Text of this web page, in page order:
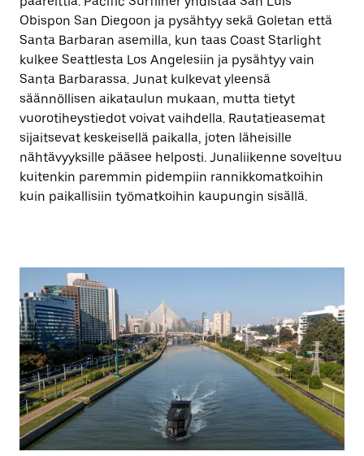
Obispon San Diegoon ja pysähtyy sekä Goletan että
Santa Barbaran asemilla, kun taas Coast Starlight
kulkee Seattlesta Los Angelesiin ja pysähtyy vain
Santa Barbarassa. Junat kulkevat yleensä
säännöllisen aikataulun mukaan, mutta tietyt
vuorotiheystiedot voivat vaihdella. Rautatieasemat
sijaitsevat keskeisellä paikalla, joten läheisille
nähtävyyksille pääsee helposti. Junaliikenne soveltuu
kuitenkin paremmin pidempiin rannikkomatkoihin
kuin paikallisiin työmatkoihin kaupungin sisällä.